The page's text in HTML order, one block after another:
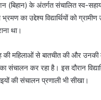
(बिहान) के अंतर्गत संचालित स्व-
का उद्देश्य विद्यार्थियों को
था।
की महिलाओं से बातचीत की और
संचालन कर रहा है। इस दौरान
की संचालन प्रणाली भी सीखा।